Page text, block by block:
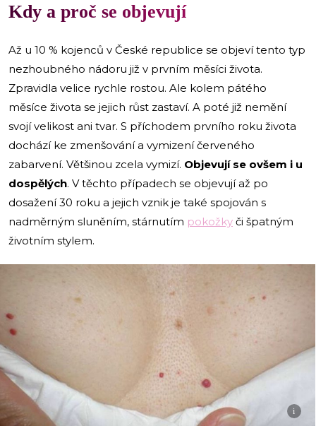
Kdy a proč se objevují
Až u 10 % kojenců v České republice se objeví tento typ
nezhoubného nádoru již v prvním měsíci života.
Zpravidla velice rychle rostou. Ale kolem pátého
měsíce života se jejich růst zastaví. A poté již nemění
svojí velikost ani tvar. S příchodem prvního roku života
dochází ke zmenšování a vymizení červeného
zabarvení. Většinou zcela vymizí. Objevují se ovšem i u
dospělých. V těchto případech se objevují až po
dosažení 30 roku a jejich vznik je také spojován s
nadměrným sluněním, stárnutím pokožky či špatným
životním stylem.
i